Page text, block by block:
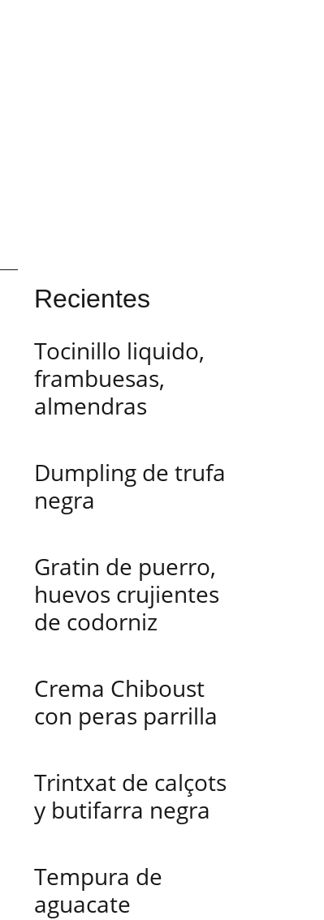
Recientes
Tocinillo liquido,
frambuesas,
almendras
Dumpling de trufa
negra
Gratin de puerro,
huevos crujientes
de codorniz
Crema Chiboust
con peras parrilla
Trintxat de calçots
y butifarra negra
Tempura de
aguacate